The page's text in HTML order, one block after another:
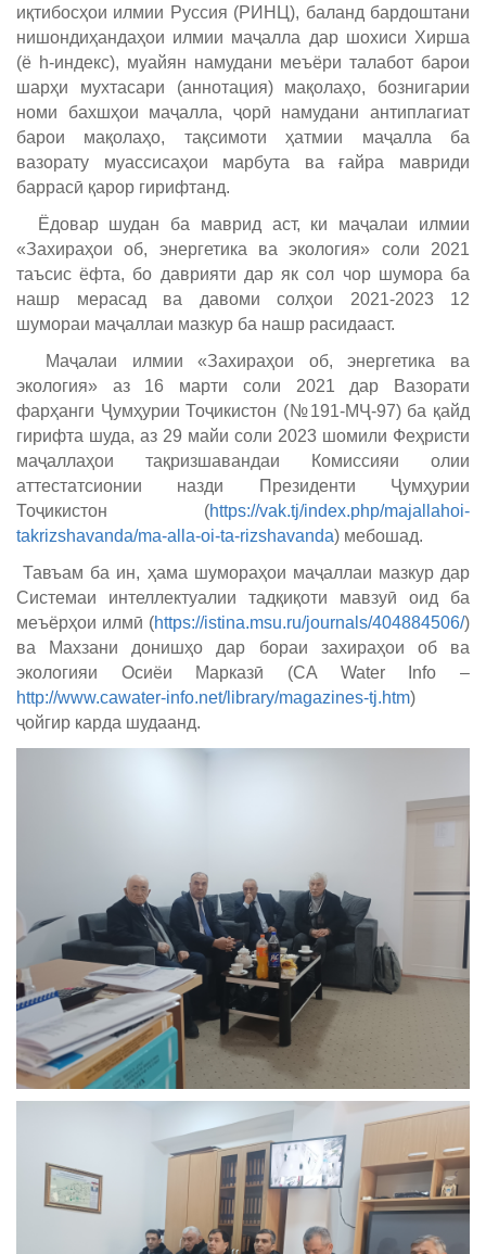
иқтибосҳои илмии Руссия (РИНЦ), баланд бардоштани
нишондиҳандаҳои илмии маҷалла дар шохиси Хирша
(ё h-индекс), муайян намудани меъёри талабот барои
шарҳи мухтасари (аннотация) мақолаҳо, бознигарии
номи бахшҳои маҷалла, ҷорӣ намудани антиплагиат
барои мақолаҳо, тақсимоти ҳатмии маҷалла ба
вазорату муассисаҳои марбута ва ғайра мавриди
баррасӣ қарор гирифтанд.
Ёдовар шудан ба маврид аст, ки маҷалаи илмии
«Захираҳои об, энергетика ва экология» соли 2021
таъсис ёфта, бо даврияти дар як сол чор шумора ба
нашр мерасад ва давоми солҳои 2021-2023 12
шумораи маҷаллаи мазкур ба нашр расидааст.
Маҷалаи илмии «Захираҳои об, энергетика ва
экология» аз 16 марти соли 2021 дар Вазорати
фарҳанги Ҷумҳурии Тоҷикистон (№191-МҶ-97) ба қайд
гирифта шуда, аз 29 майи соли 2023 шомили Феҳристи
маҷаллаҳои тақризшавандаи Комиссияи олии
аттестатсионии назди Президенти Ҷумҳурии
Тоҷикистон (https://vak.tj/index.php/majallahoi-
takrizshavanda/ma-alla-oi-ta-rizshavanda) мебошад.
Тавъам ба ин, ҳама шумораҳои маҷаллаи мазкур дар
Системаи интеллектуалии тадқиқоти мавзуӣ оид ба
меъёрҳои илмӣ (https://istina.msu.ru/journals/404884506/)
ва Махзани донишҳо дар бораи захираҳои об ва
экологияи Осиёи Марказӣ (CA Water Info –
http://www.cawater-info.net/library/magazines-tj.htm)
ҷойгир карда шудаанд.